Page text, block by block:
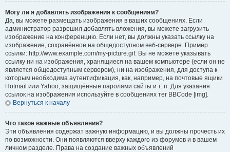
Могу ли я добавлять изображения к сообщениям?
Да, вы можете размещать изображения в ваших сообщениях. Если
администратор разрешил добавлять вложения, вы можете загрузить
изображение на конференцию. Если нет, вы должны указать ссылку на
изображение, сохранённое на общедоступном веб-сервере. Пример
ссылки: http://www.example.com/my-picture.gif. Вы не можете указывать
ссылку ни на изображения, хранящиеся на вашем компьютере (если он не
является общедоступным сервером), ни на изображения, для доступа к
которым необходима аутентификация, как, например, на почтовые ящики
Hotmail или Yahoo, защищённые паролями сайты и т. п. Для указания
ссылок на изображения используйте в сообщениях тег BBCode [img].
Вернуться к началу
Что такое важные объявления?
Эти объявления содержат важную информацию, и вы должны прочесть их
по возможности. Они появляются вверху каждого из форумов и в вашем
личном разделе. Права на создание важных объявлений